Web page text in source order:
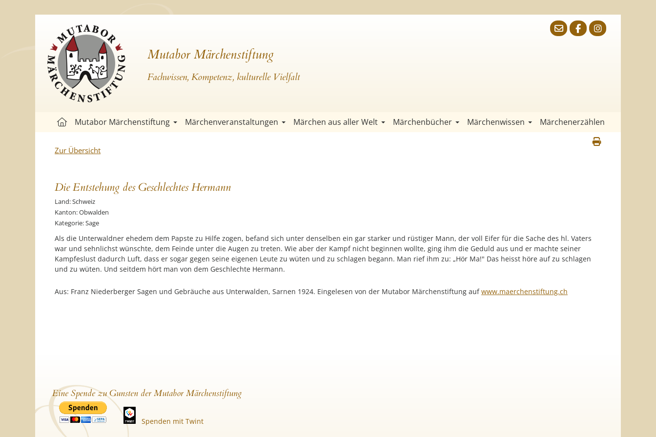
Mutabor Märchenstiftung
Fachwissen, Kompetenz, kulturelle Vielfalt
Mutabor Märchenstiftung Märchenveranstaltungen Märchen aus aller Welt Märchenbücher Märchenwissen Märchenerzählen
Zur Übersicht
Die Entstehung des Geschlechtes Hermann
Land: Schweiz
Kanton: Obwalden
Kategorie: Sage
war und sehnlichst wünschte, dem Feinde unter die Augen zu treten. Wie aber der Kampf nicht beginnen wollte, ging ihm die Geduld aus und er machte seiner
Kampfeslust dadurch Luft, dass er sogar gegen seine eigenen Leute zu wüten und zu schlagen begann. Man rief ihm zu: „Hör Ma!" Das heisst höre auf zu schlagen
und zu wüten. Und seitdem hört man von dem Geschlechte Hermann.
Aus: Franz Niederberger Sagen und Gebräuche aus Unterwalden, Sarnen 1924. Eingelesen von der Mutabor Märchenstiftung aufwww.maerchenstiftung.ch
Eine Spende zu Gunsten der Mutabor Märchenstiftung
Spenden mit Twint